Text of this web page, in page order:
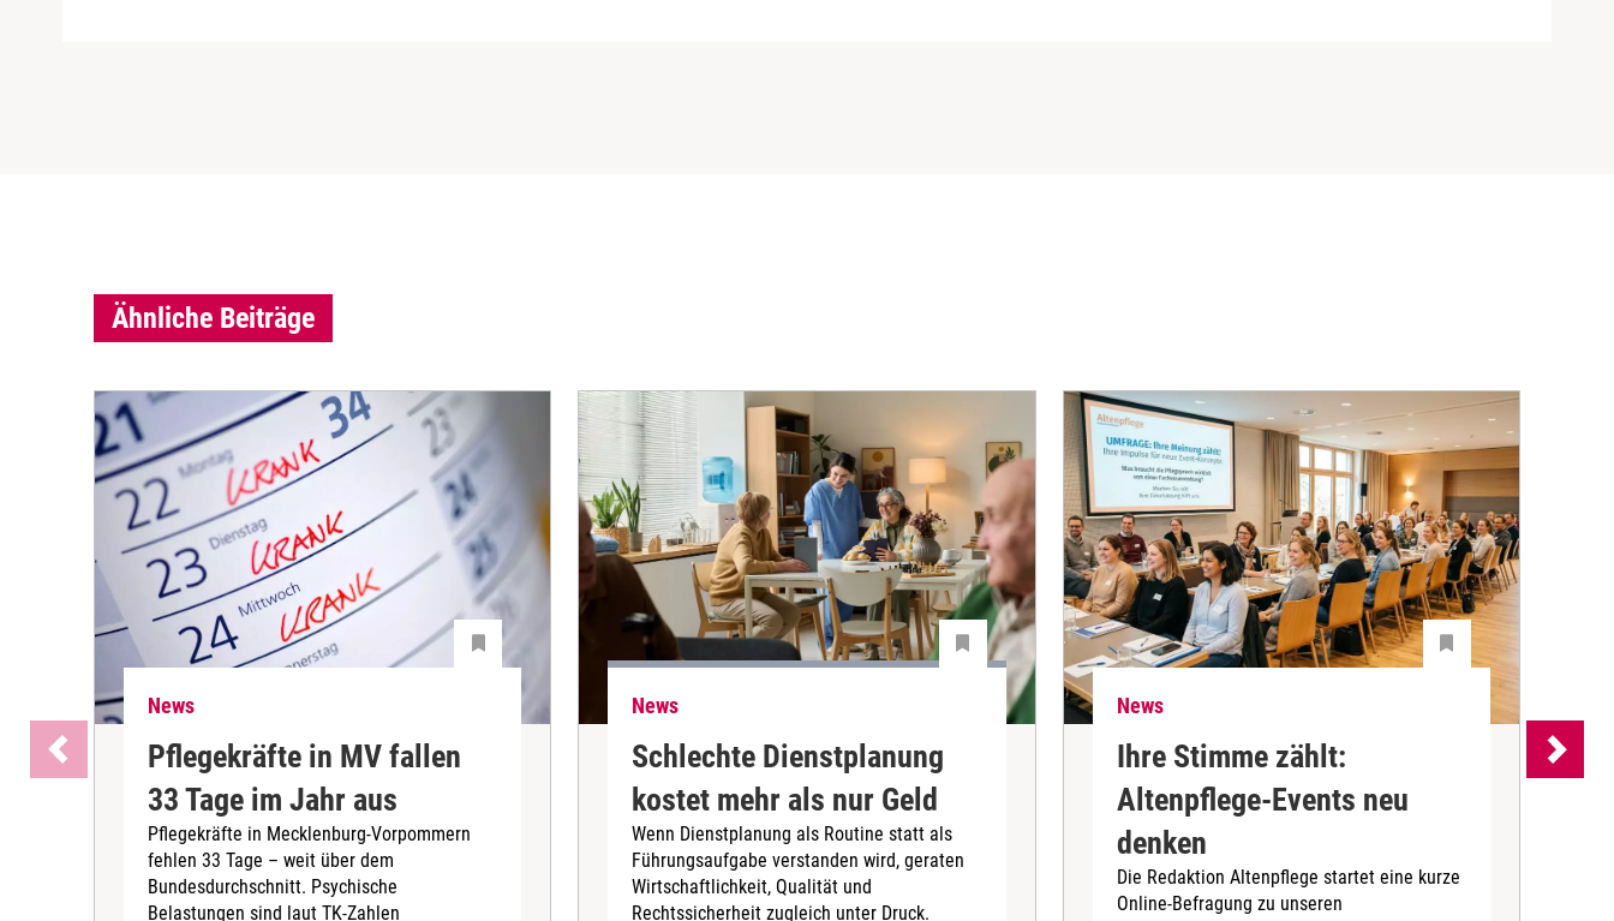
Ähnliche Beiträge
News
Pflegekräfte in MV fallen
33 Tage im Jahr aus
Pflegekräfte in Mecklenburg-Vorpommern
fehlen 33 Tage – weit über dem
Bundesdurchschnitt. Psychische
Belastungen sind laut TK-Zahlen
News
Schlechte Dienstplanung
kostet mehr als nur Geld
Wenn Dienstplanung als Routine statt als
Führungsaufgabe verstanden wird, geraten
Wirtschaftlichkeit, Qualität und
Rechtssicherheit zugleich unter Druck.
News
Ihre Stimme zählt:
Altenpflege-Events neu
denken
Die Redaktion Altenpflege startet eine kurze
Online-Befragung zu unseren